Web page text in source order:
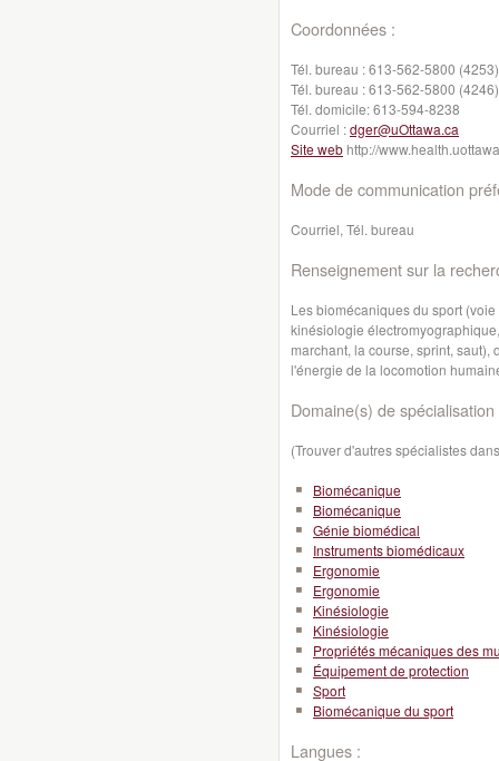
Coordonnées :
Tél. bureau :613-562-5800 (4253)
Tél. bureau :613-562-5800 (4246)
Tél. domicile:613-594-8238
Courriel :dger@uOttawa.ca
Site web http://
Mode de communication
Courriel, Tél. bureau
Renseignement sur la
Les biomécaniques du sport
kinésiologie
marchant, la course, sprint,
l'énergie de la locomotion
Domaine(s) de spécialisation
(Trouver d'autres spécialistes
Biomécanique
Biomécanique
Génie biomédical
Instruments biomédicaux
Ergonomie
Ergonomie
Kinésiologie
Kinésiologie
Propriétés mécaniques des
Équipement de protection
Sport
Biomécanique du sport
Langues :